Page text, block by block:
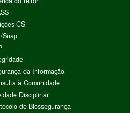
CS
Suap
da Informação
à Comunidade
Disciplinar
de Biossegurança